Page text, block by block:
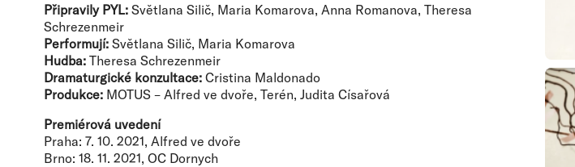
Připravily PYL: Světlana Silič, Maria Komarova, Anna Romanova, Theresa
Schrezenmeir
Performují: Světlana Silič, Maria Komarova
Hudba: Theresa Schrezenmeir
Dramaturgické konzultace: Cristina Maldonado
Produkce: MOTUS – Alfred ve dvoře, Terén, Judita Císařová
Premiérová uvedení
Praha: 7. 10. 2021, Alfred ve dvoře
Brno: 18. 11. 2021, OC Dornych